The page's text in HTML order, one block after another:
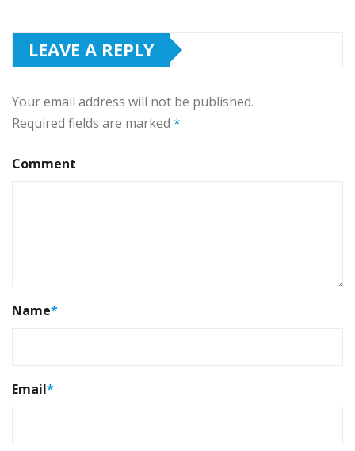
LEAVE A REPLY
Your email address will not be published.
Required fields are marked *
Comment
Name*
Email*